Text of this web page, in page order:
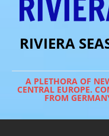
RIVIERA
A PLETHORA OF
CENTRAL EUROPE.
FROM